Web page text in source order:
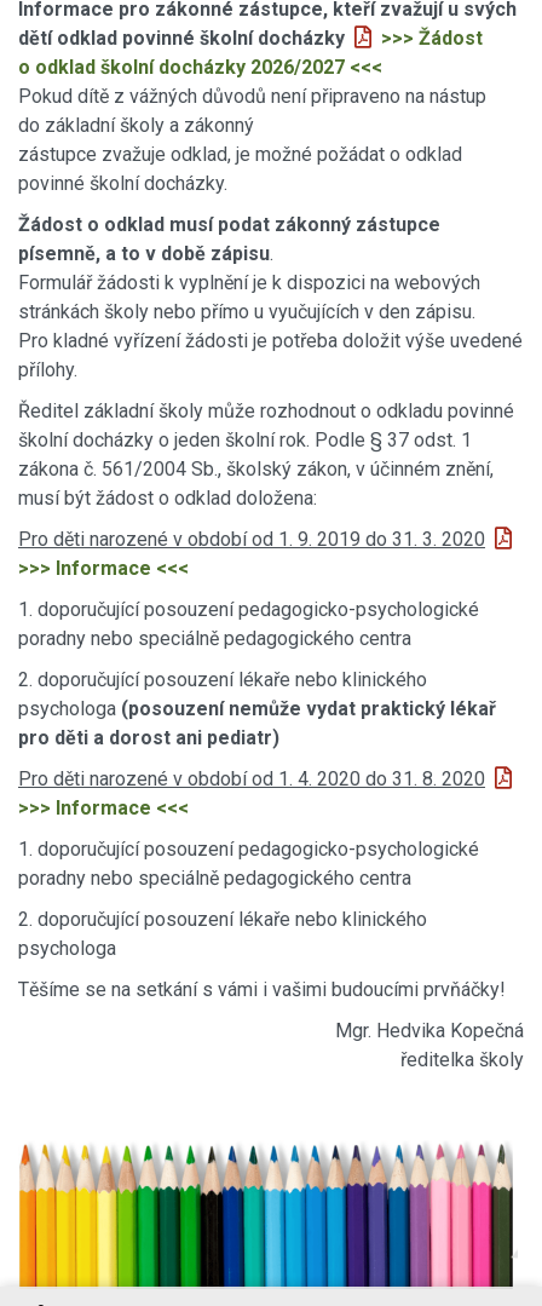
Informace pro zákonné zástupce, kteří zvažují u svých
dětí odklad povinné školní docházky
>>> Žádost
o odklad školní docházky 2026/2027 <<<
Pokud dítě z vážných důvodů není připraveno na nástup
do základní školy a zákonný
zástupce zvažuje odklad, je možné požádat o odklad
povinné školní docházky.
Žádost o odklad musí podat zákonný zástupce
písemně, a to v době zápisu.
Formulář žádosti k vyplnění je k dispozici na webových
stránkách školy nebo přímo u vyučujících v den zápisu.
Pro kladné vyřízení žádosti je potřeba doložit výše uvedené
přílohy.
Ředitel základní školy může rozhodnout o odkladu povinné
školní docházky o jeden školní rok. Podle § 37 odst. 1
zákona č. 561/2004 Sb., školský zákon, v účinném znění,
musí být žádost o odklad doložena:
Pro děti narozené v období od 1. 9. 2019 do 31. 3. 2020
>>> Informace <<<
1. doporučující posouzení pedagogicko-psychologické
poradny nebo speciálně pedagogického centra
2. doporučující posouzení lékaře nebo klinického
psychologa (posouzení nemůže vydat praktický lékař
pro děti a dorost ani pediatr)
Pro děti narozené v období od 1. 4. 2020 do 31. 8. 2020
>>> Informace <<<
1. doporučující posouzení pedagogicko-psychologické
poradny nebo speciálně pedagogického centra
2. doporučující posouzení lékaře nebo klinického
psychologa
Těšíme se na setkání s vámi i vašimi budoucími prvňáčky!
Mgr. Hedvika Kopečná
ředitelka školy